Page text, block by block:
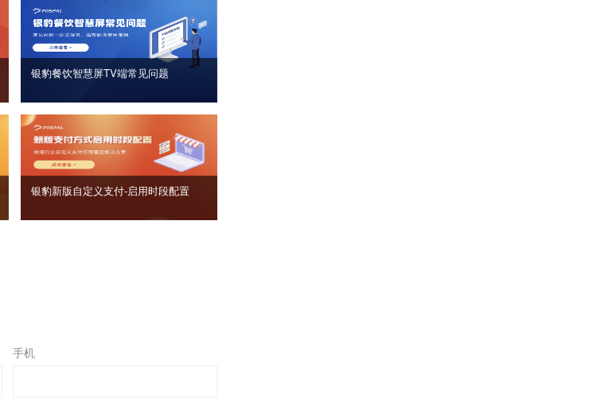
银豹餐饮智慧屏TV端常见问题
银豹新版自定义支付‑启用时段配置
手机